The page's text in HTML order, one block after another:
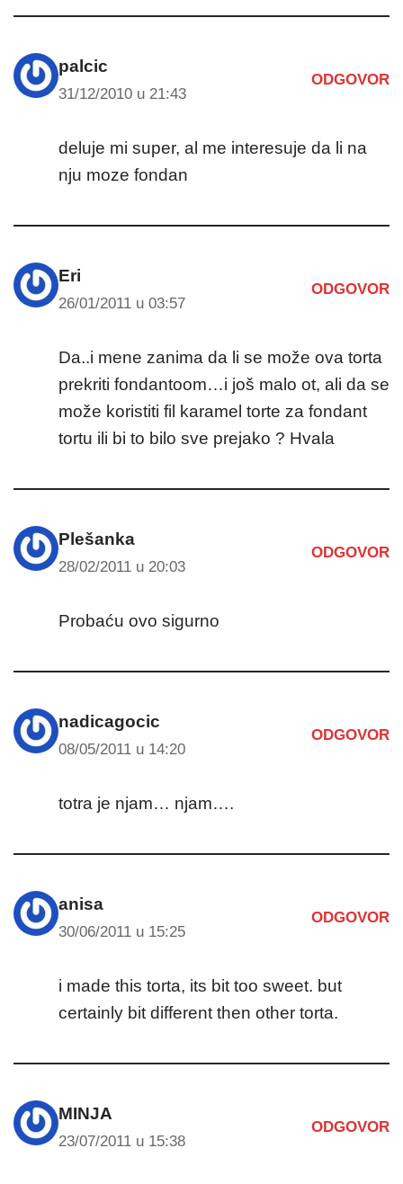
palcic
31/12/2010 u 21:43
ODGOVOR
deluje mi super, al me interesuje da li na
nju moze fondan
Eri
26/01/2011 u 03:57
ODGOVOR
Da..i mene zanima da li se može ova torta
prekriti fondantoom…i još malo ot, ali da se
može koristiti fil karamel torte za fondant
tortu ili bi to bilo sve prejako ? Hvala
Plešanka
28/02/2011 u 20:03
ODGOVOR
Probaću ovo sigurno
nadicagocic
08/05/2011 u 14:20
ODGOVOR
totra je njam… njam….
anisa
30/06/2011 u 15:25
ODGOVOR
i made this torta, its bit too sweet. but
certainly bit different then other torta.
MINJA
23/07/2011 u 15:38
ODGOVOR